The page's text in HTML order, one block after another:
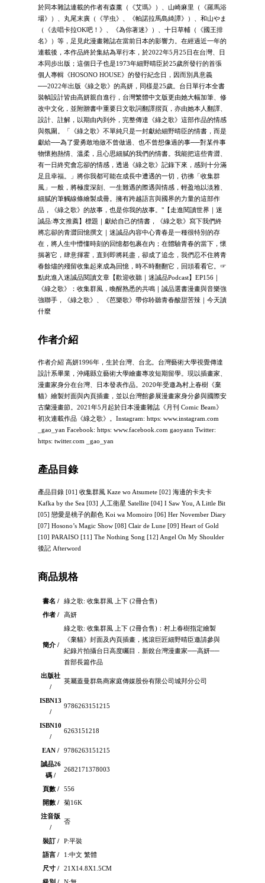
於同本雜誌連載的作者有森薰（《艾瑪》）、山崎麻里（《羅馬浴
場》）、丸尾末廣（《芋虫》、《帕諾拉馬島綺譚》）、和山やま
（《去唱卡拉OK吧！》、《為你著迷》）、十日草輔（《國王排
名》）等，足見此漫畫雜誌在當前日本的影響力。在經過近一年的
連載後，本作品終於集結為單行本，於2022年5月25日在台灣、日
本同步出版；這個日子也是1973年細野晴臣於25歲所發行的首張
個人專輯《HOSONO HOUSE》的發行紀念日，因而別具意義
──2022年出版《綠之歌》的高妍，同樣是25歲。台日單行本全書
裝幀設計皆由高妍親自進行，台灣繁體中文版更由她大幅加筆、修
改中文化，並附贈書中重要日文歌詞翻譯摺頁，亦由她本人翻譯、
設計、註解，以期由內到外，完整傳達《綠之歌》這部作品的情感
與氛圍。「《綠之歌》不單純只是一封獻給細野晴臣的情書，而是
獻給──為了愛勇敢地做不曾做過、也不曾想像過的事──對某件事
物懷抱熱情、溫柔，且心思細膩的我們的情書。我能把這些青澀、
有一日終究會忘卻的情感，透過《綠之歌》記錄下來，感到十分滿
足且幸福。」將你我都可能在成長中遭遇的一切，彷彿「收集群
風」一般，將極度深刻、一生難遇的際遇與情感，輕盈地以淡雅、
細膩的筆觸線條繪製成冊。擁有跨越語言與國界的力量的這部作
品，《綠之歌》的故事，也是你我的故事。"【走進閱讀世界｜迷
誠品:專文推薦】標題｜獻給自己的情書，《綠之歌》寫下我們終
將忘卻的青澀回憶撰文｜迷誠品內容中心青春是一種很特別的存
在，將人生中懵懂時刻的回憶都包裹在內；在體驗青春的當下，懷
揣著它，肆意揮霍，直到即將耗盡，卻成了追念，我們忍不住將青
春餘燼的殘留收集起來成為回憶，時不時翻翻它，回頭看看它。☞
點此進入迷誠品閱讀文章【歡迎收聽｜迷誠品Podcast】EP156｜
《綠之歌》：收集群風，喚醒熟悉的共鳴｜誠品選書漫畫與音樂強
強聯手，《綠之歌》、《芭樂歌》帶你聆聽青春酸甜苦辣｜今天讀
什麼
作者介紹
作者介紹 高妍1996年，生於台灣、台北。台灣藝術大學視覺傳達
設計系畢業，沖繩縣立藝術大學繪畫專攻短期留學。現以插畫家、
漫畫家身分在台灣、日本發表作品。2020年受邀為村上春樹《棄
貓》繪製封面與內頁插畫，並以台灣館參展漫畫家身分參與國際安
古蘭漫畫節。2021年5月起於日本漫畫雜誌《月刊 Comic Beam》
初次連載作品《綠之歌》。Instagram: https: www.instagram.com
_gao_yan Facebook: https: www.facebook.com gaoyann Twitter:
https: twitter.com _gao_yan
產品目錄
產品目錄 [01] 收集群風 Kaze wo Atsumete [02] 海邊的卡夫卡
Kafka by the Sea [03] 人工衛星 Satellite [04] I Saw You, A Little Bit
[05] 戀愛是桃子的顏色 Koi wa Momoiro [06] Her November Diary
[07] Hosono’s Magic Show [08] Clair de Lune [09] Heart of Gold
[10] PARAISO [11] The Nothing Song [12] Angel On My Shoulder
後記 Afterword
商品規格
書名 /
綠之歌: 收集群風 上下 (2冊合售)
作者 /
高妍
簡介 /
綠之歌: 收集群風 上下 (2冊合售)：村上春樹指定繪製
《棄貓》封面及內頁插畫，搖滾巨匠細野晴臣邀請參與
紀錄片拍攝台日高度矚目．新銳台灣漫畫家──高妍──
首部長篇作品
出版社
/
英屬蓋曼群島商家庭傳媒股份有限公司城邦分公司
ISBN13
/
9786263151215
ISBN10
/
6263151218
EAN /
9786263151215
誠品26
碼 /
2682171378003
頁數 /
556
開數 /
菊16K
注音版
/
否
裝訂 /
P:平裝
語言 /
1:中文 繁體
尺寸 /
21X14.8X1.5CM